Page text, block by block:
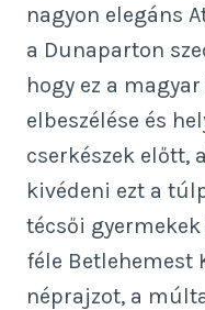
nagyon elegáns
a Dunaparton
hogy ez a
elbeszélése és
cserkészek előtt,
kivédeni ezt a
técsői
féle Betlehemest
néprajzot, a